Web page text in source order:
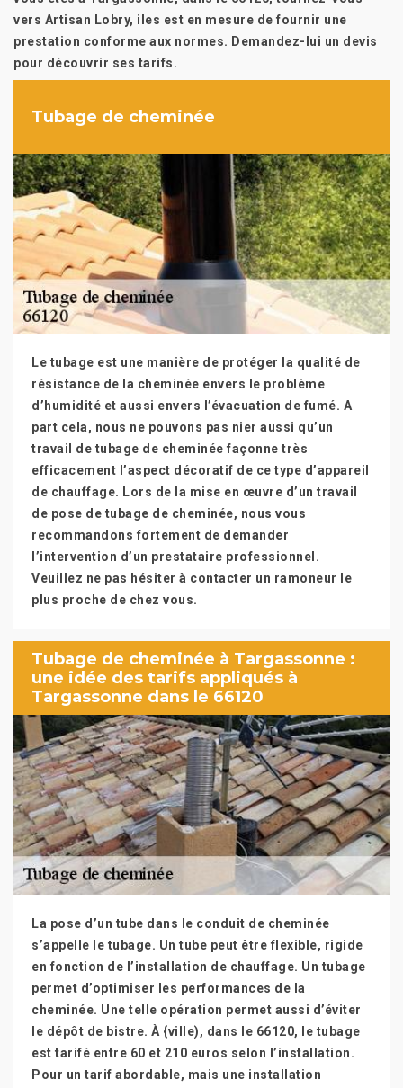
vers Artisan Lobry, iles est en mesure de fournir une
prestation conforme aux normes. Demandez-lui un devis
pour découvrir ses tarifs.
Tubage de cheminée
Le tubage est une manière de protéger la qualité de
résistance de la cheminée envers le problème
d’humidité et aussi envers l’évacuation de fumé. A
part cela, nous ne pouvons pas nier aussi qu’un
travail de tubage de cheminée façonne très
efficacement l’aspect décoratif de ce type d’appareil
de chauffage. Lors de la mise en œuvre d’un travail
de pose de tubage de cheminée, nous vous
recommandons fortement de demander
l’intervention d’un prestataire professionnel.
Veuillez ne pas hésiter à contacter un ramoneur le
plus proche de chez vous.
Tubage de cheminée à Targassonne :
une idée des tarifs appliqués à
Targassonne dans le 66120
La pose d’un tube dans le conduit de cheminée
s’appelle le tubage. Un tube peut être flexible, rigide
en fonction de l’installation de chauffage. Un tubage
permet d’optimiser les performances de la
cheminée. Une telle opération permet aussi d’éviter
le dépôt de bistre. À {ville), dans le 66120, le tubage
est tarifé entre 60 et 210 euros selon l’installation.
Pour un tarif abordable, mais une installation